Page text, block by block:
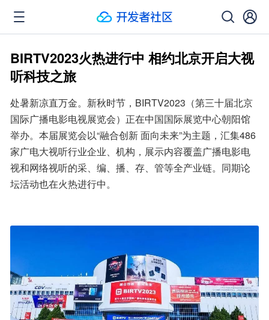
BIRTV2023火热进行中 相约北京开启大视
听科技之旅
处暑新凉直万金。新秋时节，BIRTV2023（第三十届北京
国际广播电影电视展览会）正在中国国际展览中心朝阳馆
举办。本届展览会以“融合创新 面向未来”为主题，汇集486
家广电大视听行业企业、机构，展示内容覆盖广播电影电
视和网络视听的采、编、播、存、管等全产业链。同期论
坛活动也在火热进行中。